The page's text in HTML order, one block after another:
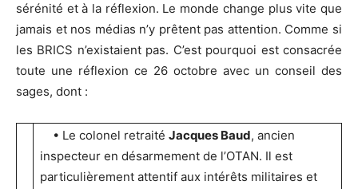
sérénité et à la réflexion. Le monde change plus vite que
jamais et nos médias n’y prêtent pas attention. Comme si
les BRICS n’existaient pas. C’est pourquoi est consacrée
toute une réflexion ce 26 octobre avec un conseil des
sages, dont :
• Le colonel retraité Jacques Baud, ancien
inspecteur en désarmement de l’OTAN. Il est
particulièrement attentif aux intérêts militaires et